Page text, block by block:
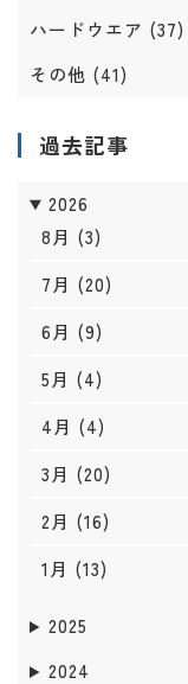
ハードウエア (37)
その他 (41)
過去記事
2026
8月 (3)
7月 (20)
6月 (9)
5月 (4)
4月 (4)
3月 (20)
2月 (16)
1月 (13)
2025
2024